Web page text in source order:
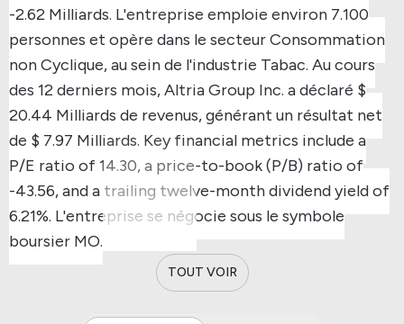
-2.62 Milliards. L'entreprise emploie environ 7.100
personnes et opère dans le secteur Consommation
non Cyclique, au sein de l'industrie Tabac. Au cours
des 12 derniers mois, Altria Group Inc. a déclaré $
20.44 Milliards de revenus, générant un résultat net
de $ 7.97 Milliards. Key financial metrics include a
P/E ratio of 14.30, a price-to-book (P/B) ratio of
-43.56, and a trailing twelve-month dividend yield of
6.21%. L'entreprise se négocie sous le symbole
boursier MO.
TOUT VOIR